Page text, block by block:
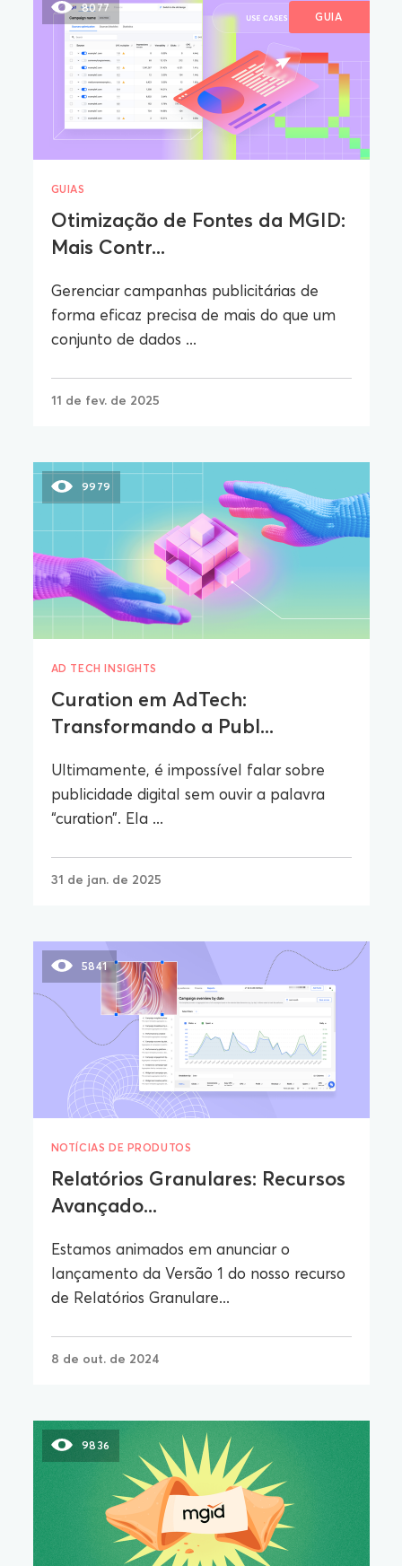
8077
GUIA
GUIAS
Otimização de Fontes da MGID:
Mais Contr...
Gerenciar campanhas publicitárias de
forma eficaz precisa de mais do que um
conjunto de dados ...
11 de fev. de 2025
9979
AD TECH INSIGHTS
Curation em AdTech:
Transformando a Publ...
Ultimamente, é impossível falar sobre
publicidade digital sem ouvir a palavra
“curation”. Ela ...
31 de jan. de 2025
5841
NOTÍCIAS DE PRODUTOS
Relatórios Granulares: Recursos
Avançado...
Estamos animados em anunciar o
lançamento da Versão 1 do nosso recurso
de Relatórios Granulare...
8 de out. de 2024
9836